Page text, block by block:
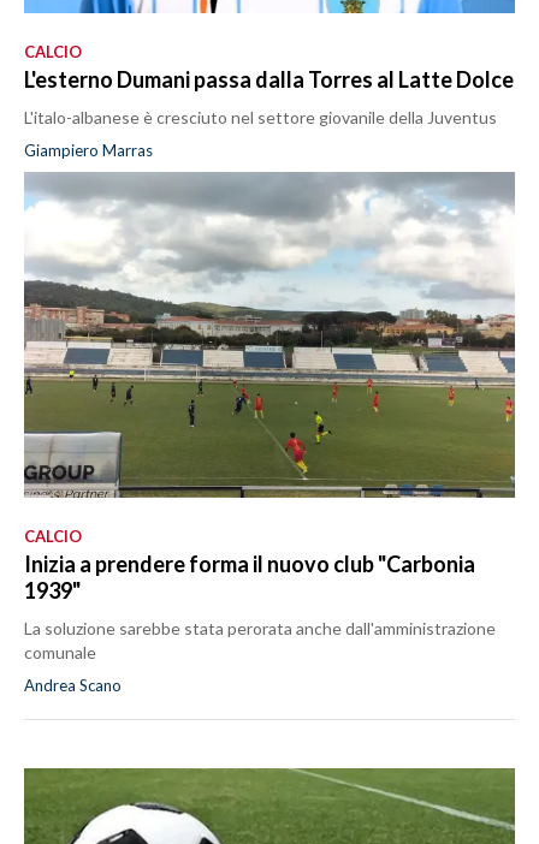
CALCIO
L'esterno Dumani passa dalla Torres al Latte Dolce
L'italo-albanese è cresciuto nel settore giovanile della Juventus
Giampiero Marras
CALCIO
Inizia a prendere forma il nuovo club "Carbonia
1939"
La soluzione sarebbe stata perorata anche dall'amministrazione
comunale
Andrea Scano